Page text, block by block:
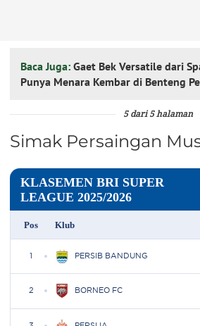
Baca Juga: Gaet Bek Versatile dari
Punya Menara Kembar di Benteng
5 dari 5 halaman
Simak Persaingan